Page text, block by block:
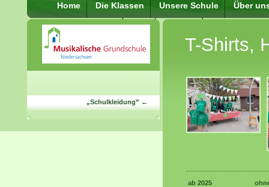
Home Die Klassen Unsere Schule Über
Schulkleidung
IServ Verbindung FAQ
„Schulkleidung” ←
T-Shirts,
ab 2025